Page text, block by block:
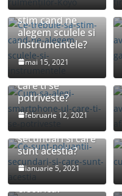
Ce trebuie sa
stim cand ne
alegem sculele si
instrumentele?
mai 15, 2021
Cum sa alegi
smartphone-ul
care ti se
potriveste?
februarie 12, 2021
Ce sunt poluantii
secundari si care
sunt acestia?
ianuarie 5, 2021
Cum alegem
surubelnita
electrica?